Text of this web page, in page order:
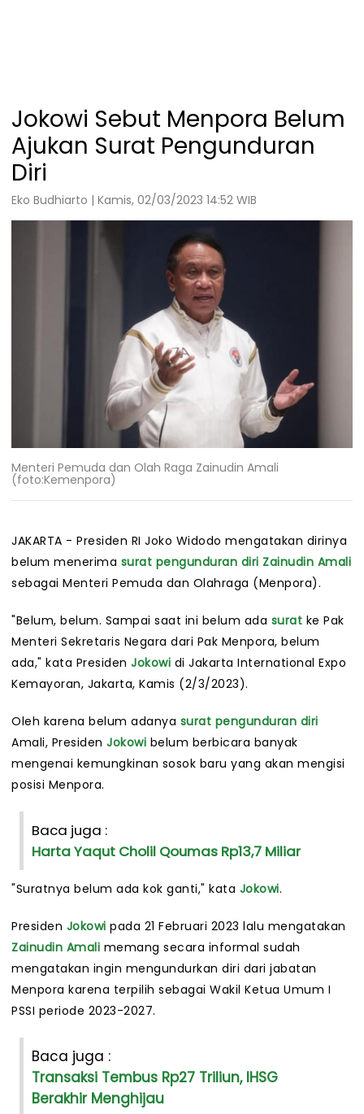
Jokowi Sebut Menpora Belum
Ajukan Surat Pengunduran
Diri
Eko Budhiarto | Kamis, 02/03/2023 14:52 WIB
Menteri Pemuda dan Olah Raga Zainudin Amali
(foto:Kemenpora)
JAKARTA - Presiden RI Joko Widodo mengatakan dirinya
belum menerima surat pengunduran diri Zainudin Amali
sebagai Menteri Pemuda dan Olahraga (Menpora).
"Belum, belum. Sampai saat ini belum ada surat ke Pak
Menteri Sekretaris Negara dari Pak Menpora, belum
ada," kata Presiden Jokowi di Jakarta International Expo
Kemayoran, Jakarta, Kamis (2/3/2023).
Oleh karena belum adanya surat pengunduran diri
Amali, Presiden Jokowi belum berbicara banyak
mengenai kemungkinan sosok baru yang akan mengisi
posisi Menpora.
Baca juga :
Harta Yaqut Cholil Qoumas Rp13,7 Miliar
"Suratnya belum ada kok ganti," kata Jokowi.
Presiden Jokowi pada 21 Februari 2023 lalu mengatakan
Zainudin Amali memang secara informal sudah
mengatakan ingin mengundurkan diri dari jabatan
Menpora karena terpilih sebagai Wakil Ketua Umum I
PSSI periode 2023-2027.
Baca juga :
Transaksi Tembus Rp27 Triliun, IHSG
Berakhir Menghijau